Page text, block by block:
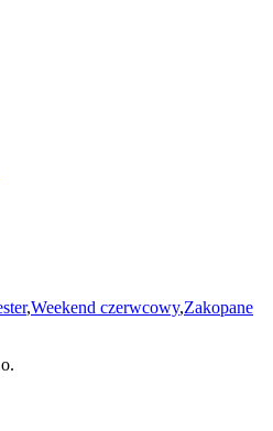
,Weekend czerwcowy,Zakopane